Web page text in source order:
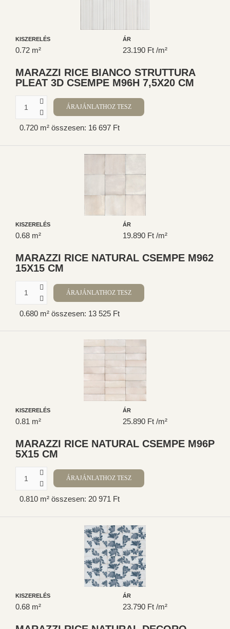
KISZERELÉS
0.72 m²
ÁR
23.190 Ft /m²
MARAZZI RICE BIANCO STRUTTURA
PLEAT 3D CSEMPE M96H 7,5X20 CM
0.720 m² összesen: 16 697 Ft
KISZERELÉS
0.68 m²
ÁR
19.890 Ft /m²
MARAZZI RICE NATURAL CSEMPE M962
15X15 CM
0.680 m² összesen: 13 525 Ft
KISZERELÉS
0.81 m²
ÁR
25.890 Ft /m²
MARAZZI RICE NATURAL CSEMPE M96P
5X15 CM
0.810 m² összesen: 20 971 Ft
KISZERELÉS
0.68 m²
ÁR
23.790 Ft /m²